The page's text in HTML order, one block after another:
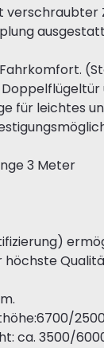
für leichtes
3 Meter
höchste
ca. 3500/